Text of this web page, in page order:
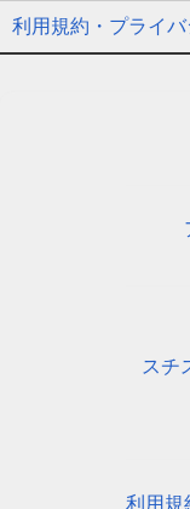
利用規約・プライ
スチ
利用規